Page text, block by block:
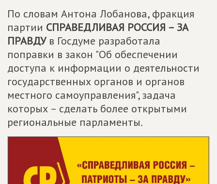
По словам Антона Лобанова, фракция
партии СПРАВЕДЛИВАЯ РОССИЯ – ЗА
ПРАВДУв Госдуме разработала
поправки в закон "Об обеспечении
доступа к информации о деятельности
государственных органов и органов
местного самоуправления", задача
которых – сделать более открытыми
региональные парламенты.